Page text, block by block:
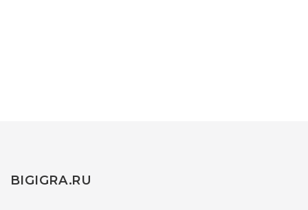
BIGIGRA.RU